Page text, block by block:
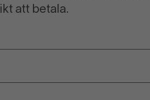
att betala.